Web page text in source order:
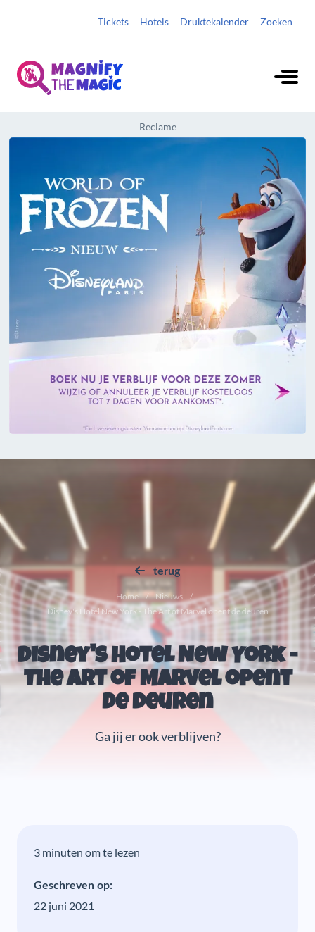
Tickets Hotels Druktekalender Zoeken
Reclame
terug
Home
Nieuws
Disney's Hotel New York - The Art of Marvel opent de deuren
Disney's Hotel New York -
The Art of Marvel opent
de deuren
Ga jij er ook verblijven?
3 minuten om te lezen
Geschreven op:
22 juni 2021